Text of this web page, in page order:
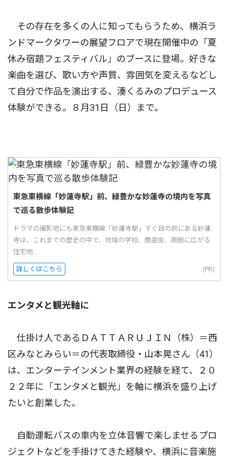
その存在を多くの人に知ってもらうため、横浜ラ
ンドマークタワーの展望フロアで現在開催中の「夏
休み宿題フェスティバル」のブースに登場。好きな
楽曲を選び、歌い方や声質、雰囲気を変えるなどし
て自分で作品を演出する、湊くるみのプロデュース
体験ができる。８月31日（日）まで。
東急東横線「妙蓮寺駅」前、緑豊かな妙蓮寺の境内を写真
で巡る散歩体験記
ドラマの撮影地にも東急東横線「妙蓮寺駅」すぐ目の前にある妙蓮
寺は、これまでの歴史の中で、地域の学校、商店街、周囲に広がる
住宅地...
詳しくはこちら (PR)
エンタメと観光軸に
仕掛け人であるＤＡＴＴＡＲＵＪＩＮ（株）＝西
区みなとみらい＝の代表取締役・山本晃さん（41）
は、エンターテインメント業界の経験を経て、２０
２２年に「エンタメと観光」を軸に横浜を盛り上げ
たいと創業した。
自動運転バスの車内を立体音響で楽しませるプロ
ジェクトなどを手掛けてきた経験や、横浜に音楽施